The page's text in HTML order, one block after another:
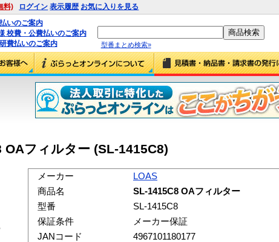
料) ログイン 表示履歴 お気に入りを見る
いのご案内
校費・公費払いのご案内
費払いのご案内
型番まとめ検索»
OAフィルター (SL-1415C8)
メーカー
LOAS
商品名
SL-1415C8 OAフィルター
型番
SL-1415C8
保証条件
メーカー保証
JANコード
4967101180177